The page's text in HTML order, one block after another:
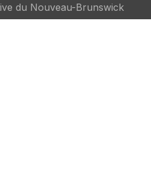
du Nouveau-Brunswick